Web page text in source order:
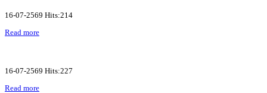
16-07-2569 Hits:214
Read more
16-07-2569 Hits:227
Read more